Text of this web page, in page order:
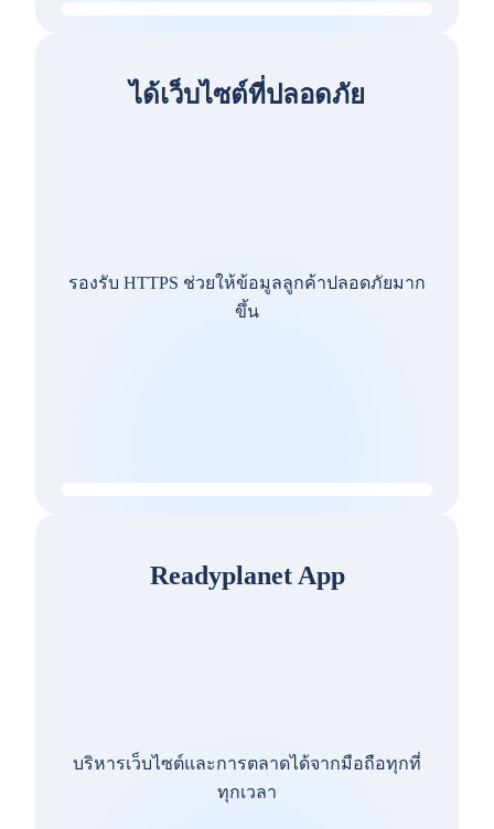
ได้เว็บไซต์ที่ปลอดภัย
รองรับ HTTPS ช่วยให้ข้อมูลลูกค้าปลอดภัยมาก
ขึ้น
Readyplanet App
บริหารเว็บไซต์และการตลาดได้จากมือถือทุกที่
ทุกเวลา